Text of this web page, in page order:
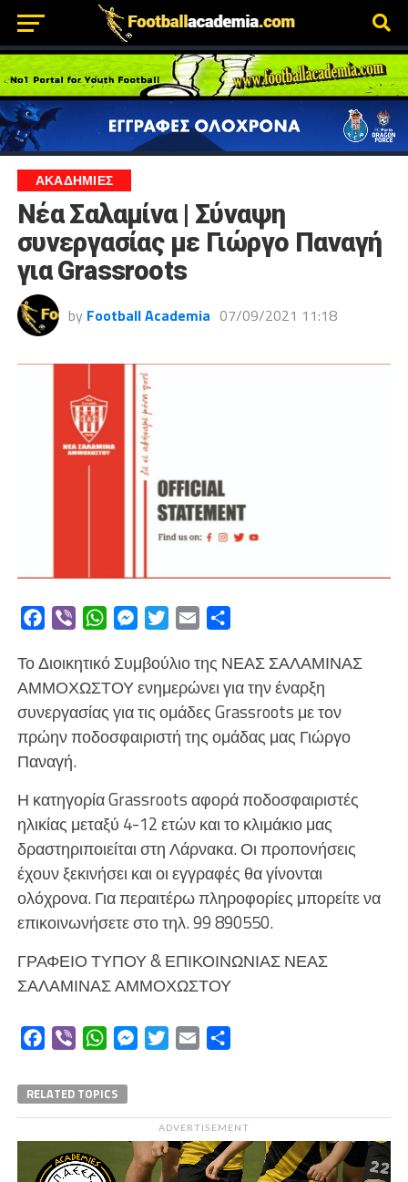
ΑΚΑΔΗΜΙΕΣ
Νέα Σαλαμίνα | Σύναψη
συνεργασίας με Γιώργο Παναγή
για Grassroots
by Football Academia 07/09/2021 11:18
Facebook
Viber WhatsAppMessengerTwitterEmail
Το Διοικητικό Συμβούλιο της ΝΕΑΣ ΣΑΛΑΜΙΝΑΣ
ΑΜΜΟΧΩΣΤΟΥ ενημερώνει για την έναρξη
συνεργασίας για τις ομάδες Grassroots με τον
πρώην ποδοσφαιριστή της ομάδας μας Γιώργο
Παναγή.
Η κατηγορία Grassroots αφορά ποδοσφαιριστές
ηλικίας μεταξύ 4-12 ετών και το κλιμάκιο μας
δραστηριποιείται στη Λάρνακα. Οι προπονήσεις
έχουν ξεκινήσει και οι εγγραφές θα γίνονται
ολόχρονα. Για περαιτέρω πληροφορίες μπορείτε να
επικοινωνήσετε στο τηλ. 99 890550.
ΓΡΑΦΕΙΟ ΤΥΠΟΥ & ΕΠΙΚΟΙΝΩΝΙΑΣ ΝΕΑΣ
ΣΑΛΑΜΙΝΑΣ ΑΜΜΟΧΩΣΤΟΥ
Facebook
Viber WhatsAppMessengerTwitterEmail
RELATED TOPICS
ADVERTISEMENT